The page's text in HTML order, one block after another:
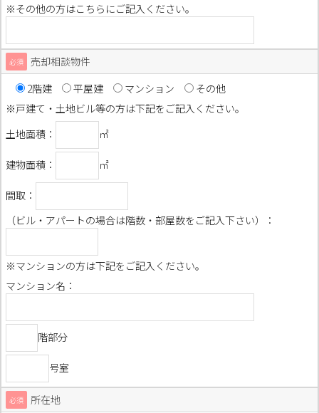
※その他の方はこちらにご記入ください。
必須
売却相談物件
2階建
平屋建 マンション
その他
※戸建て・土地ビル等の方は下記をご記入ください。
土地面積：
㎡
建物面積： ㎡
間取：
（ビル・アパートの場合は階数・部屋数をご記入下さい）：
※マンションの方は下記をご記入ください。
マンション名：
階部分
号室
必須 所在地